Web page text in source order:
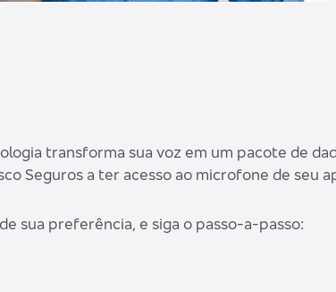
transforma sua voz em um pacote de
Seguros a ter acesso ao microfone de seu
sua preferência, e siga o passo-a-passo: